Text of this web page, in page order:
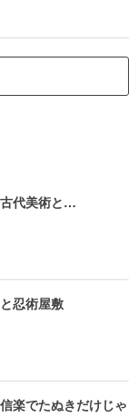
代美術と…
忍術屋敷
楽でたぬきだけじゃ